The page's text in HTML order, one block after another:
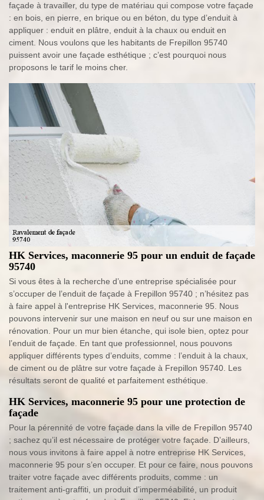
façade à travailler, du type de matériau qui compose votre façade
: en bois, en pierre, en brique ou en béton, du type d’enduit à
appliquer : enduit en plâtre, enduit à la chaux ou enduit en
ciment. Nous voulons que les habitants de Frepillon 95740
puissent avoir une façade esthétique ; c’est pourquoi nous
proposons le tarif le moins cher.
HK Services, maconnerie 95 pour un enduit de façade
95740
Si vous êtes à la recherche d’une entreprise spécialisée pour
s’occuper de l’enduit de façade à Frepillon 95740 ; n’hésitez pas
à faire appel à l'entreprise HK Services, maconnerie 95. Nous
pouvons intervenir sur une maison en neuf ou sur une maison en
rénovation. Pour un mur bien étanche, qui isole bien, optez pour
l’enduit de façade. En tant que professionnel, nous pouvons
appliquer différents types d’enduits, comme : l’enduit à la chaux,
de ciment ou de plâtre sur votre façade à Frepillon 95740. Les
résultats seront de qualité et parfaitement esthétique.
HK Services, maconnerie 95 pour une protection de
façade
Pour la pérennité de votre façade dans la ville de Frepillon 95740
; sachez qu’il est nécessaire de protéger votre façade. D’ailleurs,
nous vous invitons à faire appel à notre entreprise HK Services,
maconnerie 95 pour s’en occuper. Et pour ce faire, nous pouvons
traiter votre façade avec différents produits, comme : un
traitement anti-graffiti, un produit d’imperméabilité, un produit